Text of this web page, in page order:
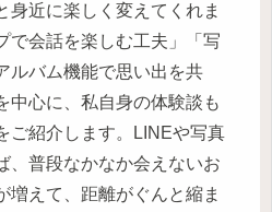
身近に楽しく変えてくれま
で会話を楽しむ工夫」「写
ルバム機能で思い出を共
中心に、私自身の体験談も
ご紹介します。LINEや写真
、普段なかなか会えないお
増えて、距離がぐんと縮ま